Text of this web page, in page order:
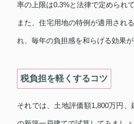
率の上限は0.3%と法律で定められて
また、住宅用地の特例が適用され
れ、毎年の負担感を和らげる効果が
税負担を軽くするコツ
それでは、土地評価額1,800万円、